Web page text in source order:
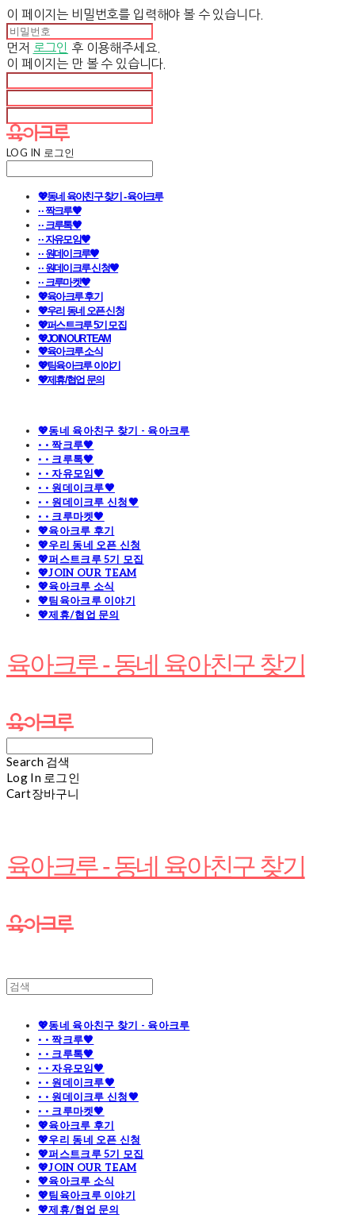
이 페이지는 비밀번호를 입력해야 볼 수 있습니다.
먼저 로그인 후 이용해주세요.
이 페이지는 만 볼 수 있습니다.
LOG IN 로그인
💖동네 육아친구 찾기 - 육아크루
· · 짝크루🧡
· · 크루톡🧡
· · 자유모임🧡
· · 원데이크루🧡
· · 원데이크루 신청🧡
· · 크루마켓🧡
💖육아크루 후기
💖우리 동네 오픈 신청
💖퍼스트크루 5기 모집
💖JOIN OUR TEAM
💖육아크루 소식
💖팀육아크루 이야기
💖제휴/협업 문의
💖동네 육아친구 찾기 - 육아크루
· · 짝크루🧡
· · 크루톡🧡
· · 자유모임🧡
· · 원데이크루🧡
· · 원데이크루 신청🧡
· · 크루마켓🧡
💖육아크루 후기
💖우리 동네 오픈 신청
💖퍼스트크루 5기 모집
💖JOIN OUR TEAM
💖육아크루 소식
💖팀육아크루 이야기
💖제휴/협업 문의
육아크루 - 동네 육아친구 찾기
Search 검색
Log In 로그인
Cart장바구니
육아크루 - 동네 육아친구 찾기
💖동네 육아친구 찾기 - 육아크루
· · 짝크루🧡
· · 크루톡🧡
· · 자유모임🧡
· · 원데이크루🧡
· · 원데이크루 신청🧡
· · 크루마켓🧡
💖육아크루 후기
💖우리 동네 오픈 신청
💖퍼스트크루 5기 모집
💖JOIN OUR TEAM
💖육아크루 소식
💖팀육아크루 이야기
💖제휴/협업 문의